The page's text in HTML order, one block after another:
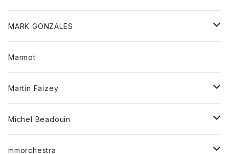
ベスト
ポロシャツ
ロングスリーブTシャツ
チュニック
ワンピース
Tシャツ
靴
MARK GONZALES
トップス
Tシャツ
Marmot
Martin Faizey
ベルト
Michel Beadouin
トップス
mmorchestra